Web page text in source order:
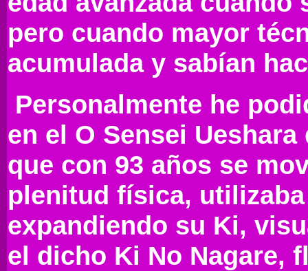
pero cuando mayor
acumulada y sabían
Personalmente he
en el O Sensei
que con 93 años se
plenitud física,
expandiendo su Ki,
el dicho Ki No Nagare,